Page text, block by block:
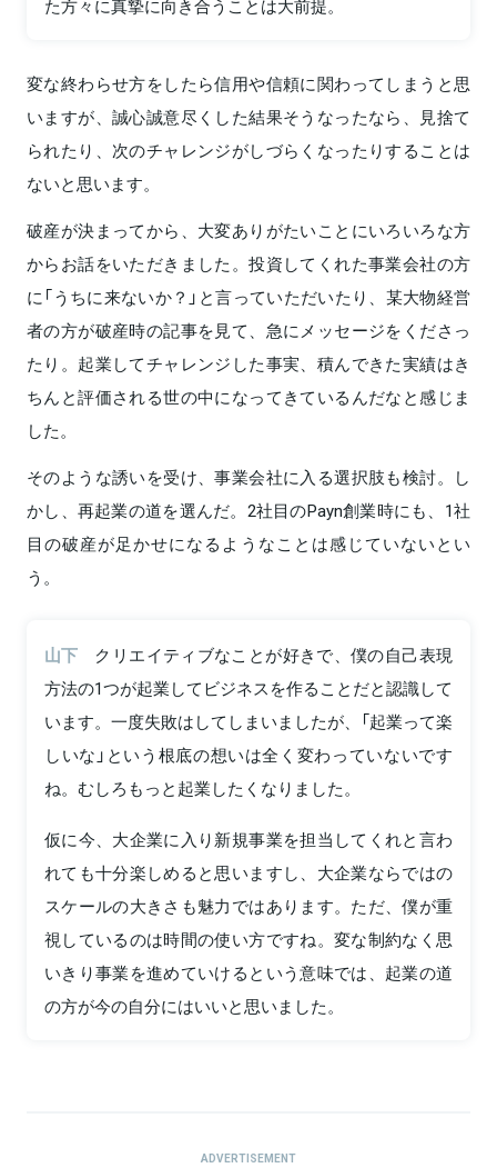
た方々に真摯に向き合うことは大前提。
変な終わらせ方をしたら信用や信頼に関わってしまうと思
いますが、誠心誠意尽くした結果そうなったなら、見捨て
られたり、次のチャレンジがしづらくなったりすることは
ないと思います。
破産が決まってから、大変ありがたいことにいろいろな方
からお話をいただきました。投資してくれた事業会社の方
に「うちに来ないか？」と言っていただいたり、某大物経営
者の方が破産時の記事を見て、急にメッセージをくださっ
たり。起業してチャレンジした事実、積んできた実績はき
ちんと評価される世の中になってきているんだなと感じま
した。
そのような誘いを受け、事業会社に入る選択肢も検討。し
かし、再起業の道を選んだ。2社目のPayn創業時にも、1社
目の破産が足かせになるようなことは感じていないとい
う。
山下
クリエイティブなことが好きで、僕の自己表現
方法の1つが起業してビジネスを作ることだと認識して
います。一度失敗はしてしまいましたが、「起業って楽
しいな」という根底の想いは全く変わっていないです
ね。むしろもっと起業したくなりました。
仮に今、大企業に入り新規事業を担当してくれと言わ
れても十分楽しめると思いますし、大企業ならではの
スケールの大きさも魅力ではあります。ただ、僕が重
視しているのは時間の使い方ですね。変な制約なく思
いきり事業を進めていけるという意味では、起業の道
の方が今の自分にはいいと思いました。
ADVERTISEMENT